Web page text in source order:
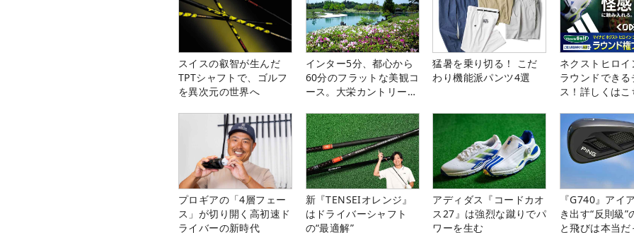
スイスの叡智が生んだ
TPTシャフトで、ゴルフ
を異次元の世界へ
インター5分、都心から
60分のフラットな美観コ
ース。大栄カントリー俱
猛暑を乗り切る！ こだ
わり機能派パンツ4選
ネクストヒロ
ラウンドできる
ス！詳しくは
プロギアの「4層フェー
ス」が切り開く高初速ド
ライバーの新時代
新『TENSEIオレンジ』
はドライバーシャフト
の“最適解”
アディダス『コードカオ
ス27』は強烈な蹴りでパ
ワーを生む
『G740』アイ
き出す“反則級”
と飛びは本当